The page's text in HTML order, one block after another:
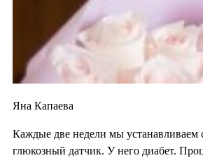
Яна Капаева
Каждые две недели мы устанавливаем
глюкозный датчик. У него диабет.